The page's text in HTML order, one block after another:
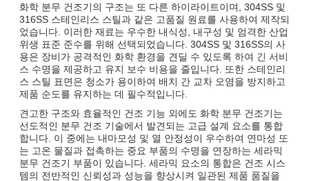
화학 분무 건조기의 구조는 또 다른 하이라이트이며, 304SS 및
316SS 스테인리스 스틸과 같은 고품질 원료를 사용하여 제작되
었습니다. 이러한 재료는 우수한 내식성, 내구성 및 엄격한 산업
위생 표준 준수를 위해 선택되었습니다. 304SS 및 316SS의 사
용은 장비가 공격적인 화학 환경을 견딜 수 있도록 하여 긴 서비
스 수명을 제공하고 유지 보수 비용을 줄입니다. 또한 스테인리
스 스틸 표면은 청소가 용이하여 배치 간 교차 오염을 방지하고
제품 순도를 유지하는 데 필수적입니다.
견고한 구조와 효율적인 건조 기능 외에도 화학 분무 건조기는
선도적인 분무 건조 기술에서 발견되는 고급 설계 요소를 통합
합니다. 이 중에는 내마모성 및 열 안정성이 우수하여 연마성 또
는 고온 물질과 접촉하는 중요 부품의 수명을 연장하는 세라믹
분무 건조기 부품이 있습니다. 세라믹 요소의 통합은 건조 시스
템의 전반적인 신뢰성과 성능을 향상시켜 일관된 제품 품질을